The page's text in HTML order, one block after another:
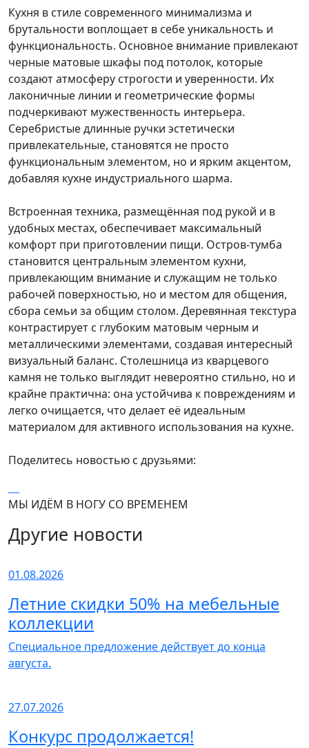
Кухня в стиле современного минимализма и
брутальности воплощает в себе уникальность и
функциональность. Основное внимание привлекают
черные матовые шкафы под потолок, которые
создают атмосферу строгости и уверенности. Их
лаконичные линии и геометрические формы
подчеркивают мужественность интерьера.
Серебристые длинные ручки эстетически
привлекательные, становятся не просто
функциональным элементом, но и ярким акцентом,
добавляя кухне индустриального шарма.
Встроенная техника, размещённая под рукой и в
удобных местах, обеспечивает максимальный
комфорт при приготовлении пищи. Остров-тумба
становится центральным элементом кухни,
привлекающим внимание и служащим не только
рабочей поверхностью, но и местом для общения,
сбора семьи за общим столом. Деревянная текстура
контрастирует с глубоким матовым черным и
металлическими элементами, создавая интересный
визуальный баланс. Столешница из кварцевого
камня не только выглядит невероятно стильно, но и
крайне практична: она устойчива к повреждениям и
легко очищается, что делает её идеальным
материалом для активного использования на кухне.
Поделитесь новостью с друзьями:
МЫ ИДЁМ В НОГУ СО ВРЕМЕНЕМ
Другие новости
01.08.2026
Летние скидки 50% на мебельные
коллекции
Специальное предложение действует до конца
августа.
27.07.2026
Конкурс продолжается!